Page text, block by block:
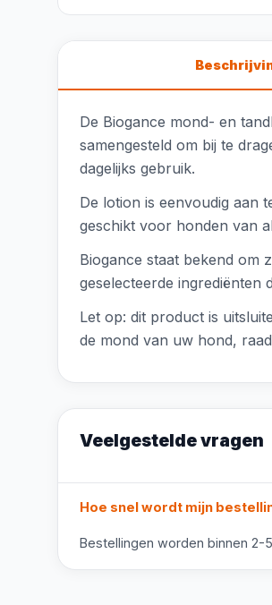
De Biogance mond- en
samengesteld om bij te
dagelijks gebruik.
De lotion is eenvoudig aan
geschikt voor honden van
Biogance staat bekend om
geselecteerde ingrediënten
Let op: dit product is
de mond van uw hond,
Veelgestelde vragen
Hoe snel wordt mijn
Bestellingen worden binnen